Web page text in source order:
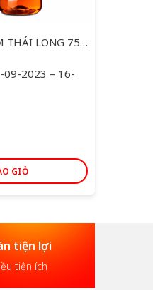
BỘ ĐÔI NƯỚC MẮM THÁI LONG 750ML
09-2023 – 16-
GIỎ
tiện lợi
tiện ích